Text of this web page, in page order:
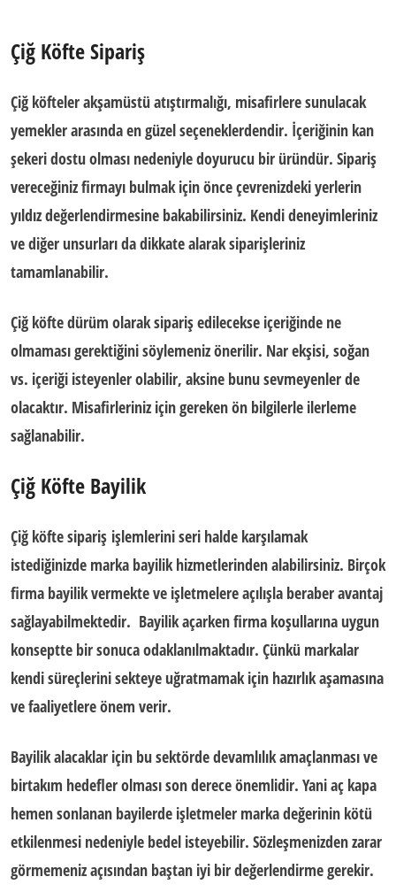
Çiğ Köfte Sipariş
Çiğ köfteler akşamüstü atıştırmalığı, misafirlere sunulacak
yemekler arasında en güzel seçeneklerdendir. İçeriğinin kan
şekeri dostu olması nedeniyle doyurucu bir üründür. Sipariş
vereceğiniz firmayı bulmak için önce çevrenizdeki yerlerin
yıldız değerlendirmesine bakabilirsiniz. Kendi deneyimleriniz
ve diğer unsurları da dikkate alarak siparişleriniz
tamamlanabilir.
Çiğ köfte dürüm olarak sipariş edilecekse içeriğinde ne
olmaması gerektiğini söylemeniz önerilir. Nar ekşisi, soğan
vs. içeriği isteyenler olabilir, aksine bunu sevmeyenler de
olacaktır. Misafirleriniz için gereken ön bilgilerle ilerleme
sağlanabilir.
Çiğ Köfte Bayilik
Çiğ köfte sipariş işlemlerini seri halde karşılamak
istediğinizde marka bayilik hizmetlerinden alabilirsiniz. Birçok
firma bayilik vermekte ve işletmelere açılışla beraber avantaj
sağlayabilmektedir. Bayilik açarken firma koşullarına uygun
konseptte bir sonuca odaklanılmaktadır. Çünkü markalar
kendi süreçlerini sekteye uğratmamak için hazırlık aşamasına
ve faaliyetlere önem verir.
Bayilik alacaklar için bu sektörde devamlılık amaçlanması ve
birtakım hedefler olması son derece önemlidir. Yani aç kapa
hemen sonlanan bayilerde işletmeler marka değerinin kötü
etkilenmesi nedeniyle bedel isteyebilir. Sözleşmenizden zarar
görmemeniz açısından baştan iyi bir değerlendirme gerekir.